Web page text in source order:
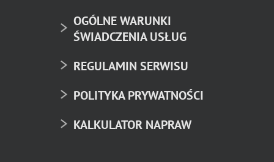
OGÓLNE WARUNKI
ŚWIADCZENIA USŁUG
REGULAMIN SERWISU
POLITYKA PRYWATNOŚCI
KALKULATOR NAPRAW